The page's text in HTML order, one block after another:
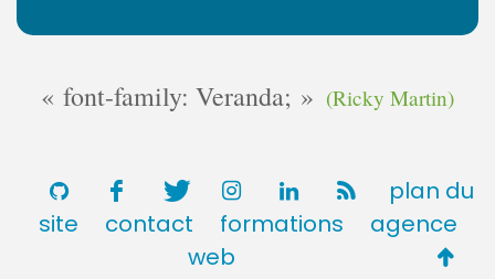
font-family: Veranda; (Ricky Martin)
plan du
site
contact formations
agence
web